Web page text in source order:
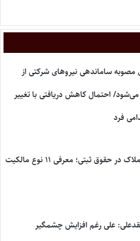
مصوبه ساماندهی نیروهای شرکتی از
احتمال کاهش دریافتی با تغییر
فرد
انواع مالکیت املاک در حقوق ثبتی؛ معرفی ۱۱ نوع مالکیت
علی رغم افزایش چشمگیر